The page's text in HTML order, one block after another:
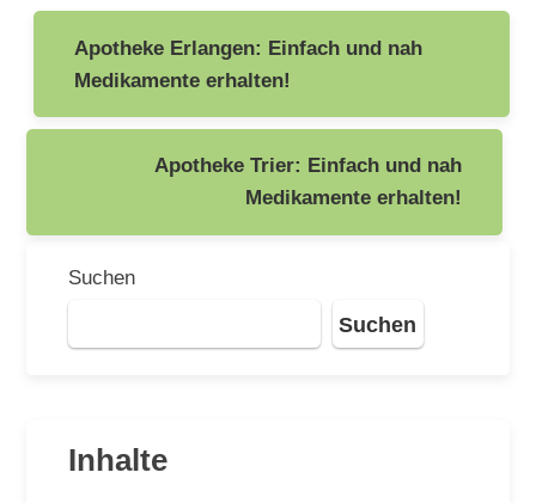
Beitragsnavigation
Apotheke Erlangen: Einfach und nah
Medikamente erhalten!
Apotheke Trier: Einfach und nah
Medikamente erhalten!
Suchen
Suchen
Inhalte